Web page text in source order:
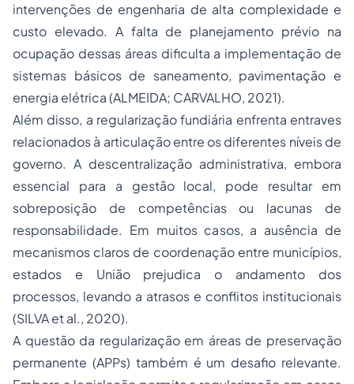
intervenções de engenharia de alta complexidade e
custo elevado. A falta de planejamento prévio na
ocupação dessas áreas dificulta a implementação de
sistemas básicos de saneamento, pavimentação e
energia elétrica (ALMEIDA; CARVALHO, 2021).
Além disso, a regularização fundiária enfrenta entraves
relacionados à articulação entre os diferentes níveis de
governo. A descentralização administrativa, embora
essencial para a gestão local, pode resultar em
sobreposição de competências ou lacunas de
responsabilidade. Em muitos casos, a ausência de
mecanismos claros de coordenação entre municípios,
estados e União prejudica o andamento dos
processos, levando a atrasos e conflitos institucionais
(SILVA et al., 2020).
A questão da regularização em áreas de preservação
permanente (APPs) também é um desafio relevante.